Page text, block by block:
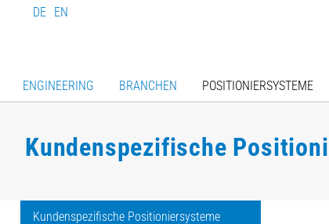
DE EN
ENGINEERING BRANCHEN POSITIONIERSYSTEME
Kundenspezifische
Kundenspezifische Positioniersysteme